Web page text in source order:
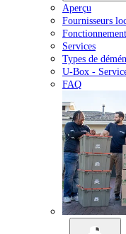
Aperçu
Fournisseurs
Fonctionnement
Services
Types de
U-Box -
FAQ